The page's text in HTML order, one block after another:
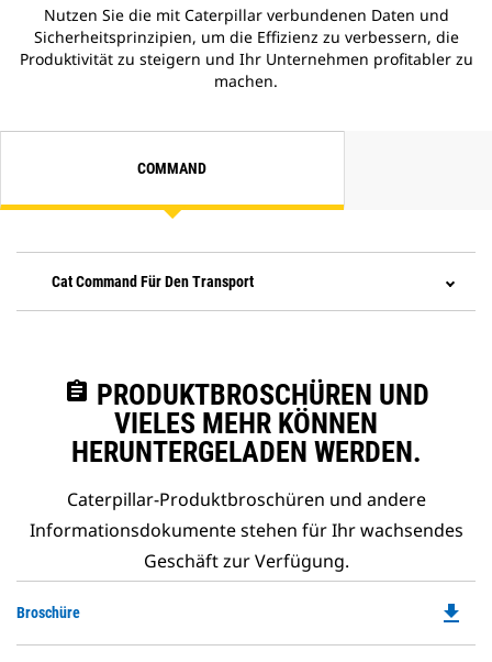
Nutzen Sie die mit Caterpillar verbundenen Daten und
Sicherheitsprinzipien, um die Effizienz zu verbessern, die
Produktivität zu steigern und Ihr Unternehmen profitabler zu
machen.
COMMAND
Cat Command Für Den Transport
assignment PRODUKTBROSCHÜREN UND
VIELES MEHR KÖNNEN
HERUNTERGELADEN WERDEN.
Caterpillar-Produktbroschüren und andere
Informationsdokumente stehen für Ihr wachsendes
Geschäft zur Verfügung.
Broschüre file_download